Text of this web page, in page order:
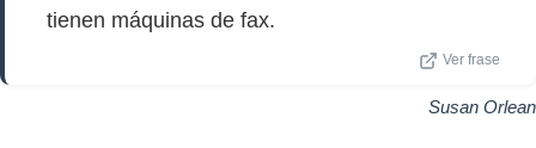
tienen máquinas de fax.
Ver frase
Susan Orlean